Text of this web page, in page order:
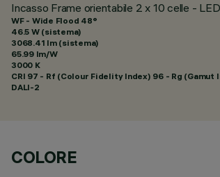
Incasso Frame orientabile 2 x 10 celle -
WF - Wide Flood 48°
46.5 W (sistema)
3068.41 lm (sistema)
65.99 lm/W
3000 K
CRI 97 - Rf (Colour Fidelity Index) 96 - Rg (Gamut
DALI-2
COLORE